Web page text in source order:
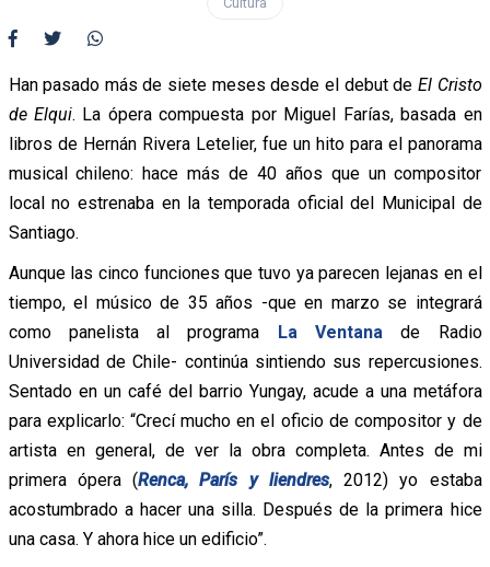
Han pasado más de siete meses desde el debut de El Cristo
de Elqui. La ópera compuesta por Miguel Farías, basada en
libros de Hernán Rivera Letelier, fue un hito para el panorama
musical chileno: hace más de 40 años que un compositor
local no estrenaba en la temporada oficial del Municipal de
Santiago.
Aunque las cinco funciones que tuvo ya parecen lejanas en el
tiempo, el músico de 35 años -que en marzo se integrará
como panelista al programa La Ventana de Radio
Universidad de Chile- continúa sintiendo sus repercusiones.
Sentado en un café del barrio Yungay, acude a una metáfora
para explicarlo: “Crecí mucho en el oficio de compositor y de
artista en general, de ver la obra completa. Antes de mi
primera ópera (Renca, París y liendres, 2012) yo estaba
acostumbrado a hacer una silla. Después de la primera hice
una casa. Y ahora hice un edificio”.